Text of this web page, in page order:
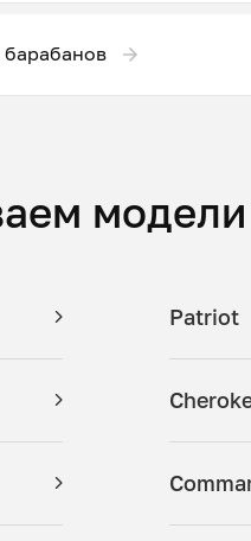
модели
Patriot